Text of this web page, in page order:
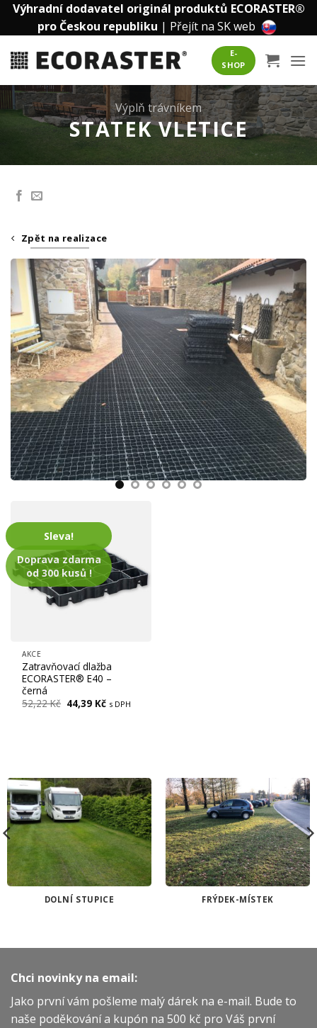
Přeskočit
Výhradní dodavatel originál produktů ECORASTER®
pro Českou republiku | Přejít na SK web
E-
SHOP
Výplň trávníkem
STATEK VLETICE
Zpět na realizace
Sleva!
Doprava zdarma
od 300 kusů !
AKCE
Zatravňovací dlažba
ECORASTER® E40 –
černá
52,22Kč Původní
cena
44,39 KčAktuální
cena
s DPH
DOLNÍ STUPICE FRÝDEK-MÍSTEK
Chci novinky na email:
Jako první vám pošleme malý dárek na e-mail. Bude to
naše poděkování a kupón na 500 kč pro Váš první